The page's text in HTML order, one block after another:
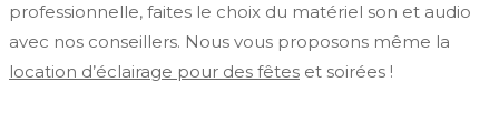
professionnelle, faites le choix du matériel son et audio
avec nos conseillers. Nous vous proposons même la
location d’éclairage pour des fêtes et soirées !